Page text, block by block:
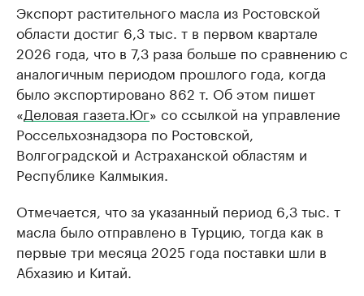
Экспорт растительного масла из Ростовской
области достиг 6,3 тыс. т в первом квартале
2026 года, что в 7,3 раза больше по сравнению с
аналогичным периодом прошлого года, когда
было экспортировано 862 т. Об этом пишет
«Деловая газета.Юг» со ссылкой на управление
Россельхознадзора по Ростовской,
Волгоградской и Астраханской областям и
Республике Калмыкия.
Отмечается, что за указанный период 6,3 тыс. т
масла было отправлено в Турцию, тогда как в
первые три месяца 2025 года поставки шли в
Абхазию и Китай.